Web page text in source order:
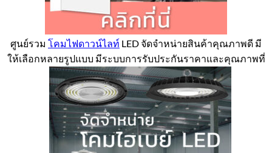
ศูนย์รวม โคมไฟดาวน์ไลท์ LED จัดจำหน่ายสินค้าคุณภาพดี มี
ให้เลือกหลายรูปแบบ มีระบบการรับประกันราคาและคุณภาพที่